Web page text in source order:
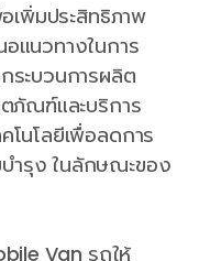
อเพิ่มประสิทธิภาพ
อแนวทางในการ
ระบวนการผลิต
ตภัณฑ์และบริการ
โนโลยีเพื่อลดการ
ำรุง ในลักษณะของ
Van รถให้